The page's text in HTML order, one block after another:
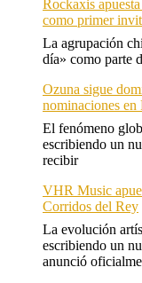
Rockaxis
como primer
La agrupación
día» como parte
Ozuna sigue
nominaciones en
El fenómeno
escribiendo un
recibir
VHR Music
Corridos del Rey
La evolución
escribiendo un
anunció